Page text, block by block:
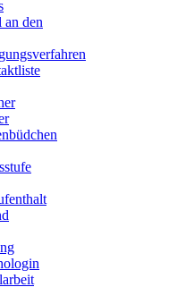
an den